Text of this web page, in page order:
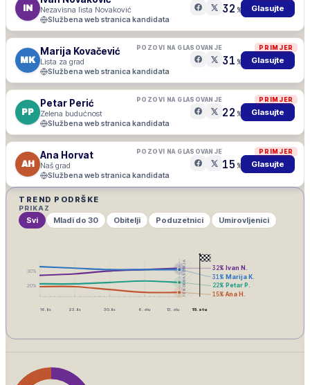
IN Nezavisna lista Novaković
Službena web stranica kandidata
32 % Glasujte
PRIMJER
MK
Marija Kovačević
Lista za grad
POZOVI NA GLASOVANJE
Službena web stranica kandidata
31 % Glasujte
PRIMJER
PP
Petar Perić
Zelena budućnost
POZOVI NA GLASOVANJE
Službena web stranica kandidata
22 % Glasujte
PRIMJER
AH
Ana Horvat
Naš grad
POZOVI NA GLASOVANJE
Službena web stranica kandidata
15 % Glasujte
TREND PODRŠKE
PRIKAZ
Svi Mladi do 30 Obitelji Poduzetnici Umirovljenici
IZBORNA ŠUTNJA
20%
30% 32% Ivan N.
31% Marija K.
22% Petar P.
15% Ana H.
16. lis 23. lis 30. lis 6. stu 13. stu 15. stu